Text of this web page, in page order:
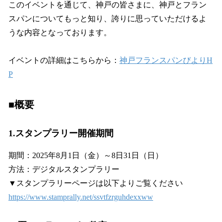
このイベントを通じて、神戸の皆さまに、神戸とフラン
スパンについてもっと知り、誇りに思っていただけるよ
うな内容となっております。
イベントの詳細はこちらから： 神戸フランスパンびよりH
P
■概要
1.スタンプラリー開催期間
期間：2025年8月1日（金）～8日31日（日）
方法：デジタルスタンプラリー
▼スタンプラリーページは以下よりご覧ください
https://www.stamprally.net/ssvtfzrguhdexxww